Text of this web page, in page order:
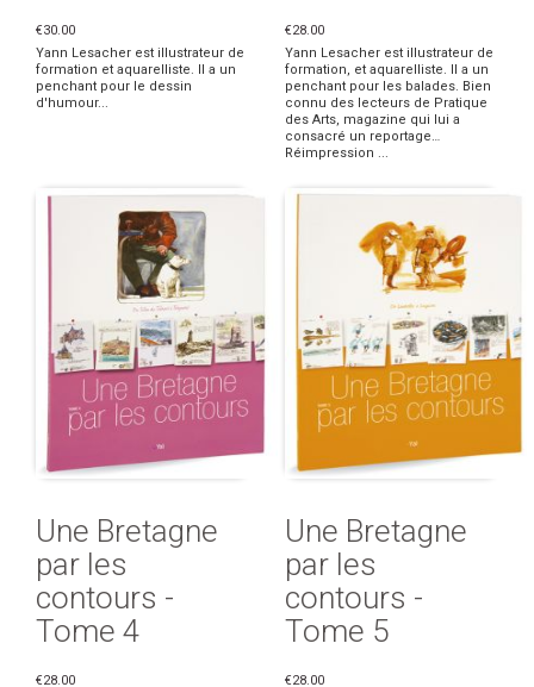
€30.00
Yann Lesacher est illustrateur de
formation et aquarelliste. Il a un
penchant pour le dessin
d'humour...
€28.00
Yann Lesacher est illustrateur de
formation, et aquarelliste. Il a un
penchant pour les balades. Bien
connu des lecteurs de Pratique
des Arts, magazine qui lui a
consacré un reportage…
Réimpression ...
Une Bretagne
par les
contours -
Tome 4
€28.00
Une Bretagne
par les
contours -
Tome 5
€28.00